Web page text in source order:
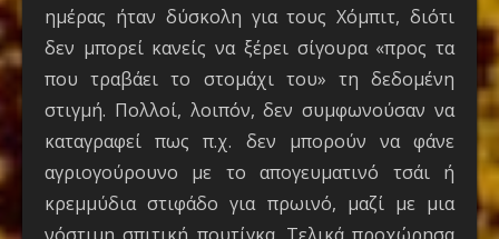
ημέρας ήταν δύσκολη για τους Χόμπιτ, διότι
δεν μπορεί κανείς να ξέρει σίγουρα «προς τα
που τραβάει το στομάχι του» τη δεδομένη
στιγμή. Πολλοί, λοιπόν, δεν συμφωνούσαν να
καταγραφεί πως π.χ. δεν μπορούν να φάνε
αγριογούρουνο με το απογευματινό τσάι ή
κρεμμύδια στιφάδο για πρωινό, μαζί με μια